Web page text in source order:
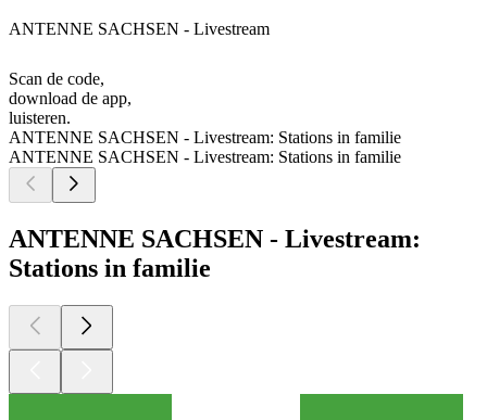
ANTENNE SACHSEN - Livestream
Scan de code,
download de app,
luisteren.
ANTENNE SACHSEN - Livestream: Stations in familie
ANTENNE SACHSEN - Livestream: Stations in familie
ANTENNE SACHSEN - Livestream:
Stations in familie